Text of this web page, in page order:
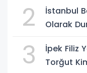
2
İstanbul
Olarak
3
İpek Filiz
Torğut